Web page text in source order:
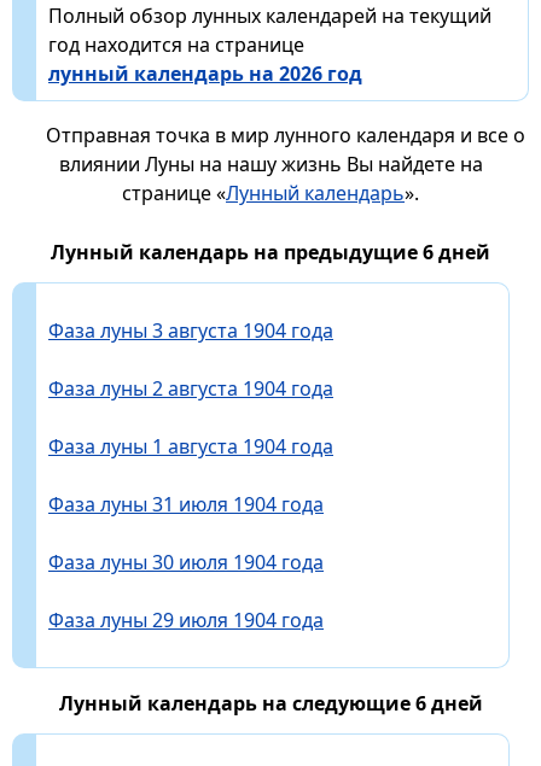
Полный обзор лунных календарей на текущий
год находится на странице
лунный календарь на 2026 год
Отправная точка в мир лунного календаря и все о
влиянии Луны на нашу жизнь Вы найдете на
странице «Лунный календарь».
Лунный календарь на предыдущие 6 дней
Фаза луны 3 августа 1904 года
Фаза луны 2 августа 1904 года
Фаза луны 1 августа 1904 года
Фаза луны 31 июля 1904 года
Фаза луны 30 июля 1904 года
Фаза луны 29 июля 1904 года
Лунный календарь на следующие 6 дней